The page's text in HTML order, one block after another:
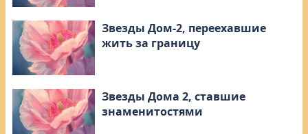
Звезды Дом-2, переехавшие
жить за границу
Звезды Дома 2, ставшие
знаменитостями